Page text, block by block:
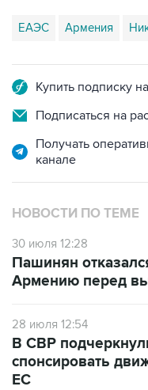
ЕАЭС Армения
Купить подписку
Подписаться на
Получать
канале
НОВОСТИ ПО ТЕМЕ
30 июля 12:28
Пашинян
Армению перед
28 июля 12:54
В СВР
спонсировать
ЕС